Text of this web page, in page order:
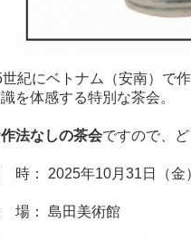
世紀にベトナム（安南）で
を体感する特別な茶会。
法なしの茶会ですので、
時： 2025年10月31日（金
場： 島田美術館